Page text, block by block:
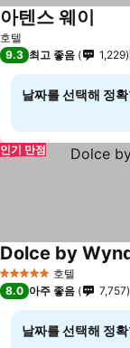
호텔
아텐스 웨이
9.3 최고 좋음 1,229
날짜를 선택해 정
인기 만점
5 성급 호텔
Dolce by
8.0 아주 좋음 7,757
날짜를 선택해 정